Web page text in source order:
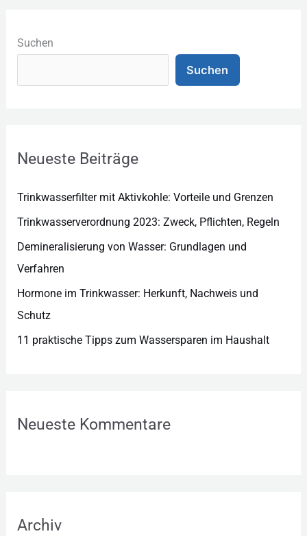
Suchen
Suchen
Neueste Beiträge
Trinkwasserfilter mit Aktivkohle: Vorteile und Grenzen
Trinkwasserverordnung 2023: Zweck, Pflichten, Regeln
Demineralisierung von Wasser: Grundlagen und
Verfahren
Hormone im Trinkwasser: Herkunft, Nachweis und
Schutz
11 praktische Tipps zum Wassersparen im Haushalt
Neueste Kommentare
Archiv
a
e
r
e
n